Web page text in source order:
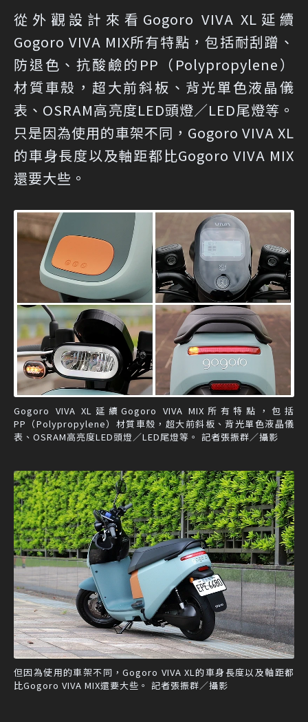
從外觀設計來看Gogoro VIVA XL延續
Gogoro VIVA MIX所有特點，包括耐刮蹭、
防退色、抗酸鹼的PP（Polypropylene）
材質車殼，超大前斜板、背光單色液晶儀
表、OSRAM高亮度LED頭燈／LED尾燈等。
只是因為使用的車架不同，Gogoro VIVA XL
的車身長度以及軸距都比Gogoro VIVA MIX
還要大些。
Gogoro VIVA XL延續Gogoro VIVA MIX所有特點，包括
PP（Polypropylene）材質車殼，超大前斜板、背光單色液晶儀
表、OSRAM高亮度LED頭燈／LED尾燈等。 記者張振群／攝影
但因為使用的車架不同，Gogoro VIVA XL的車身長度以及軸距都
比Gogoro VIVA MIX還要大些。 記者張振群／攝影